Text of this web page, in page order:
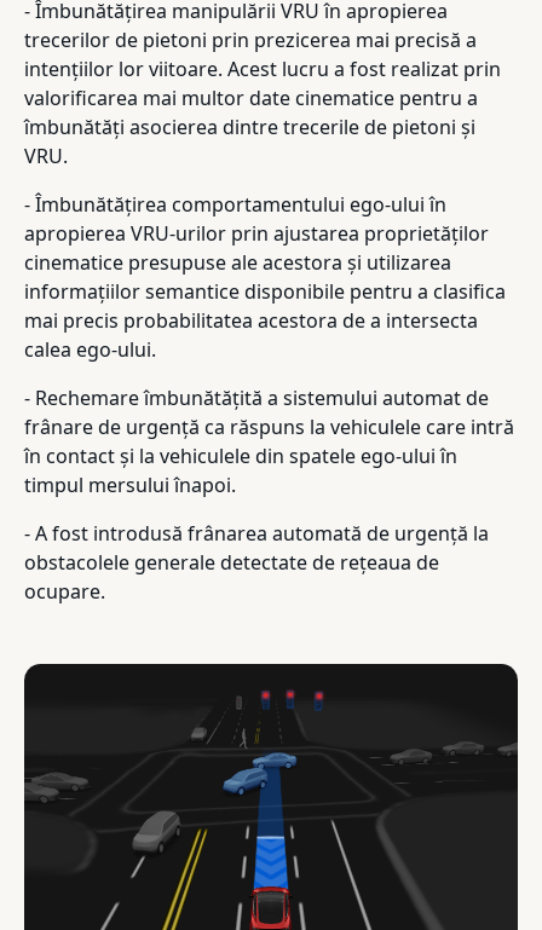
- Îmbunătățirea manipulării VRU în apropierea
trecerilor de pietoni prin prezicerea mai precisă a
intențiilor lor viitoare. Acest lucru a fost realizat prin
valorificarea mai multor date cinematice pentru a
îmbunătăți asocierea dintre trecerile de pietoni și
VRU.
- Îmbunătățirea comportamentului ego-ului în
apropierea VRU-urilor prin ajustarea proprietăților
cinematice presupuse ale acestora și utilizarea
informațiilor semantice disponibile pentru a clasifica
mai precis probabilitatea acestora de a intersecta
calea ego-ului.
- Rechemare îmbunătățită a sistemului automat de
frânare de urgență ca răspuns la vehiculele care intră
în contact și la vehiculele din spatele ego-ului în
timpul mersului înapoi.
- A fost introdusă frânarea automată de urgență la
obstacolele generale detectate de rețeaua de
ocupare.